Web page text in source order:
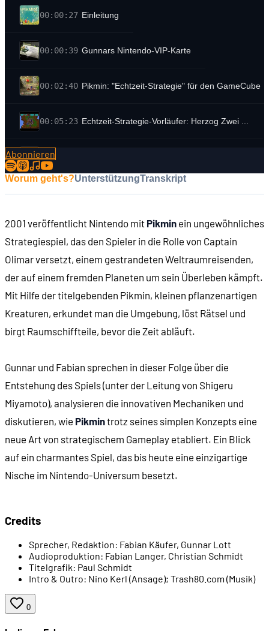
00:00:27 Einleitung
00:00:39 Gunnars Nintendo-VIP-Karte
00:02:40 Pikmin: "Echtzeit-Strategie" für den GameCube
00:05:23 Echtzeit-Strategie-Vorläufer: Herzog Zwei ...
00:05:39
00:07:13 Die Rahmenhandlung
00:08:17 Die Spielwelt
00:09:32 Hilfe von den Pikmin
00:11:08 Die Gegner
00:11:40 Eine Miniatur-Welt
00:12:51 Olimars Blick auf die Welt
00:14:45 Die Kernaufgabe
00:16:33 Die Entstehungsgeschichte
00:20:51 Die Pikmin-Väter: Masamichi Abe und Shigefumi
00:21:48 Erste Design-Experimente
Abonnieren
Worum geht's?UnterstützungTranskript
2001 veröffentlicht Nintendo mit Pikmin ein ungewöhnliches
Strategiespiel, das den Spieler in die Rolle von Captain
Olimar versetzt, einem gestrandeten Weltraumreisenden,
der auf einem fremden Planeten um sein Überleben kämpft.
Mit Hilfe der titelgebenden Pikmin, kleinen pflanzenartigen
Kreaturen, erkundet man die Umgebung, löst Rätsel und
birgt Raumschiffteile, bevor die Zeit abläuft.
Gunnar und Fabian sprechen in dieser Folge über die
Entstehung des Spiels (unter der Leitung von Shigeru
Miyamoto), analysieren die innovativen Mechaniken und
diskutieren, wie Pikmintrotz seines simplen Konzepts eine
neue Art von strategischem Gameplay etabliert. Ein Blick
auf ein charmantes Spiel, das bis heute eine einzigartige
Nische im Nintendo-Universum besetzt.
Credits
Sprecher, Redaktion: Fabian Käufer, Gunnar Lott
Audioproduktion: Fabian Langer, Christian Schmidt
Titelgrafik: Paul Schmidt
Intro & Outro: Nino Kerl (Ansage); Trash80.com (Musik)
0